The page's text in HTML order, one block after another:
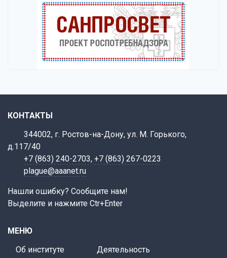
КОНТАКТЫ
344002, г. Ростов-на-Дону, ул. М. Горького,
д.117/40
+7 (863) 240-2703, +7 (863) 267-0223
plague@aaanet.ru
Нашли ошибку? Сообщите нам!
Выделите и нажмите Ctr+Enter
МЕНЮ
Об институте
Деятельность